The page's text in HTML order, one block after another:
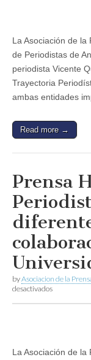
La Asociación de la
de Periodistas de
periodista Vicente
Trayectoria
ambas entidades
Read more →
Prensa
byAsociacion de la
desactivadosen
Periodistas
exploran
La Asociación de la